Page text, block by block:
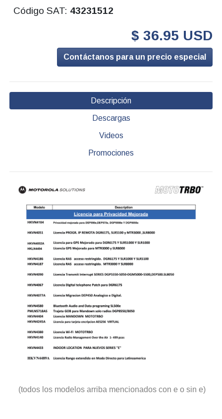
Código SAT: 43231512
$ 36.95 USD
Contáctanos para un precio especial
Descripción
Descargas
Videos
Promociones
(todos los modelos arriba mencionados con e o sin e)